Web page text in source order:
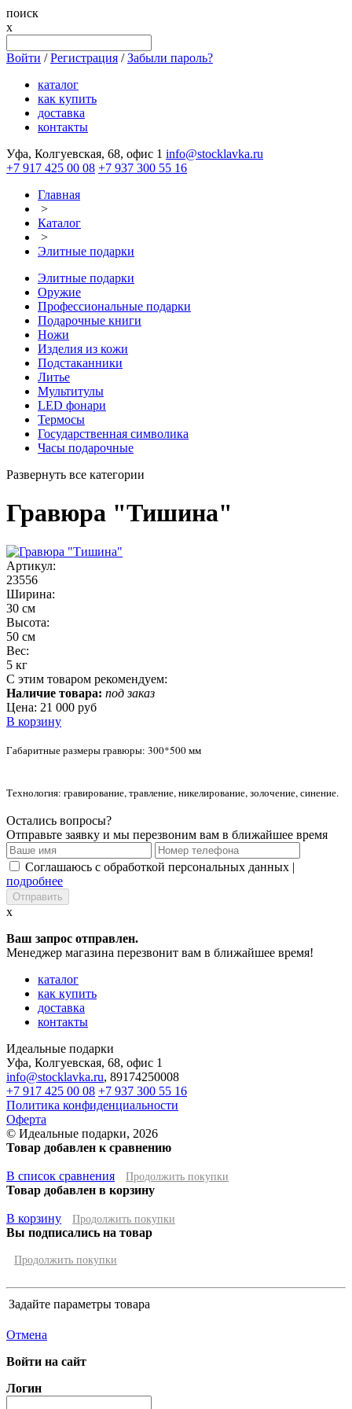
поиск
x
Войти / Регистрация / Забыли пароль?
каталог
как купить
доставка
контакты
Уфа, Колгуевская, 68, офис 1 info@stocklavka.ru
+7 917 425 00 08 +7 937 300 55 16
Главная
>
Каталог
>
Элитные подарки
Элитные подарки
Оружие
Профессиональные подарки
Подарочные книги
Ножи
Изделия из кожи
Подстаканники
Литье
Мультитулы
LED фонари
Термосы
Государственная символика
Часы подарочные
Развернуть все категории
Гравюра "Тишина"
Артикул:
23556
Ширина:
30 см
Высота:
50 см
Вес:
5 кг
С этим товаром рекомендуем:
Наличие товара: под заказ
Цена: 21 000 руб
В корзину
Габаритные размеры гравюры: 300*500 мм
Технология: гравирование, травление, никелирование, золочение, синение.
Остались вопросы?
Отправьте заявку и мы перезвоним вам в ближайшее время
Соглашаюсь с обработкой персональных данных |
подробнее
x
Ваш запрос отправлен.
Менеджер магазина перезвонит вам в ближайшее время!
каталог
как купить
доставка
контакты
Идеальные подарки
Уфа, Колгуевская, 68, офис 1
info@stocklavka.ru, 89174250008
+7 917 425 00 08 +7 937 300 55 16
Политика конфиденциальности
Оферта
© Идеальные подарки, 2026
Товар добавлен к сравнению
В список сравнения Продолжить покупки
Товар добавлен в корзину
В корзину Продолжить покупки
Вы подписались на товар
Продолжить покупки
Задайте параметры товара
Отмена
Войти на сайт
Логин